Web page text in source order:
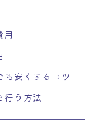
用
も安くするコツ
行う方法